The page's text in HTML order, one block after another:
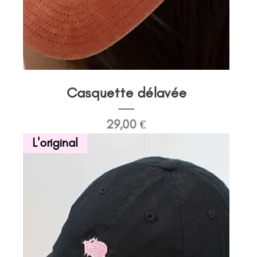
Casquette délavée
Prix
29,00 €
L'original